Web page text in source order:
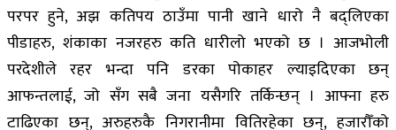
परपर हुने, अझ कतिपय ठाउँमा पानी खाने धारो नै बद्लिएका
पीडाहरु, शंकाका नजरहरु कति धारीलो भएको छ । आजभोली
परदेशीले रहर भन्दा पनि डरका पोकाहर ल्याइदिएका छन्
आफन्तलाई, जो सँग सबै जना यसैगरि तर्किन्छन् । आफ्ना हरु
टाढिएका छन्, अरुहरुकै निगरानीमा वितिरहेका छन्, हजारौँको